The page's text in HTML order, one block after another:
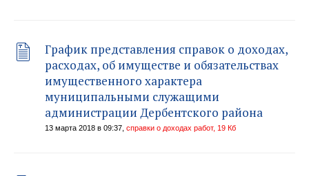
График представления справок о доходах,
расходах, об имуществе и обязательствах
имущественного характера
муниципальными служащими
администрации Дербентского района
13 марта 2018 в 09:37, справки о доходах работ, 19 Кб